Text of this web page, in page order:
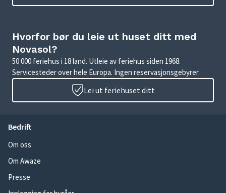
Hvorfor bør du leie ut huset ditt med
Novasol?
50 000 feriehus i 18 land. Utleie av feriehus siden 1968.
Servicesteder over hele Europa. Ingen reservasjonsgebyrer.
Lei ut feriehuset ditt
Bedrift
Om oss
Om Awaze
Presse